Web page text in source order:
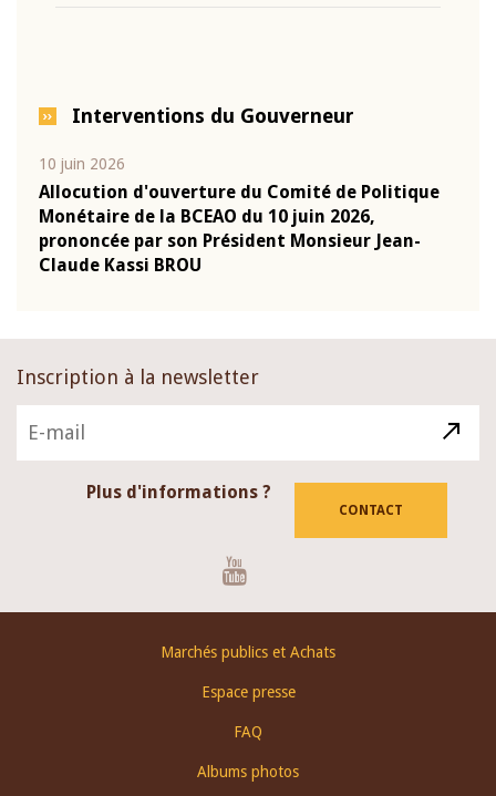
Interventions du Gouverneur
10 juin 2026
Allocution d'ouverture du Comité de Politique
Monétaire de la BCEAO du 10 juin 2026,
prononcée par son Président Monsieur Jean-
Claude Kassi BROU
Inscription à la newsletter
Plus d'informations ?
CONTACT
Marchés publics et Achats
Espace presse
FAQ
Albums photos